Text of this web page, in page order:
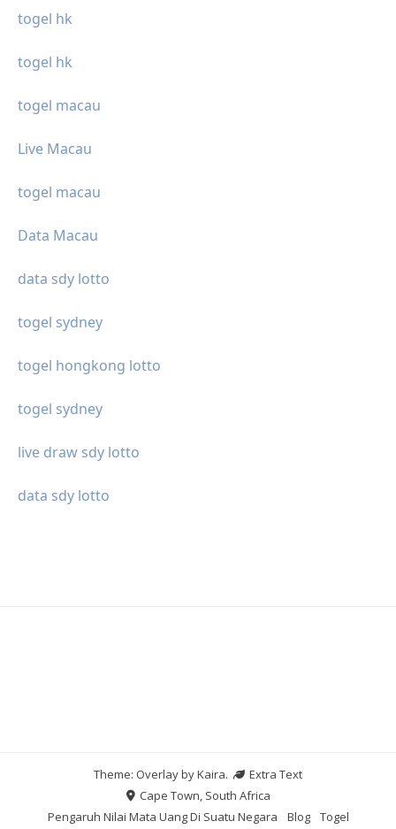
togel hk
togel hk
togel macau
Live Macau
togel macau
Data Macau
data sdy lotto
togel sydney
togel hongkong lotto
togel sydney
live draw sdy lotto
data sdy lotto
Theme: Overlay byKaira.
Extra Text
Cape Town, South Africa
Pengaruh Nilai Mata Uang Di Suatu Negara
Blog Togel